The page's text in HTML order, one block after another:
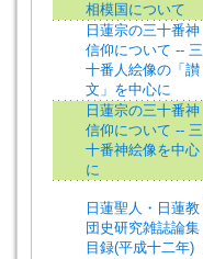
相模国について
日蓮宗の三十番神
信仰について -- 三
十番人絵像の「讃
文」を中心に
日蓮宗の三十番神
信仰について -- 三
十番神絵像を中心
に
日蓮聖人・日蓮教
団史研究雑誌論集
目録(平成十二年)